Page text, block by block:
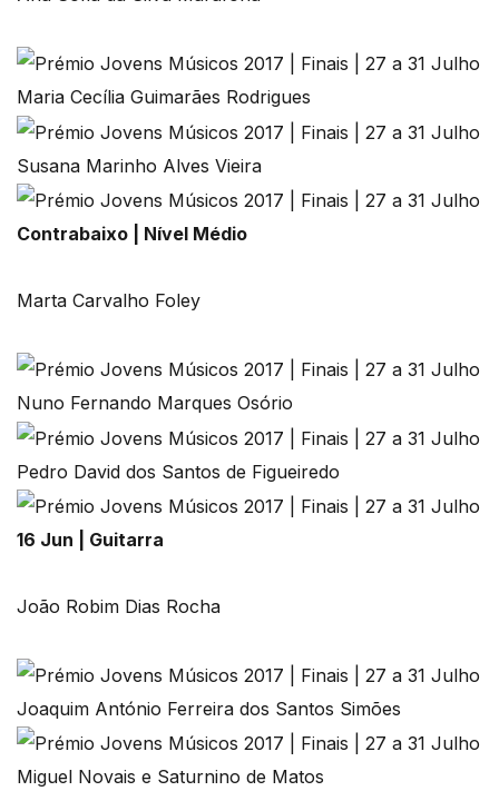
Maria Cecília Guimarães Rodrigues
Susana Marinho Alves Vieira
Contrabaixo | Nível Médio
Marta Carvalho Foley
Nuno Fernando Marques Osório
Pedro David dos Santos de Figueiredo
16 Jun | Guitarra
João Robim Dias Rocha
Joaquim António Ferreira dos Santos Simões
Miguel Novais e Saturnino de Matos